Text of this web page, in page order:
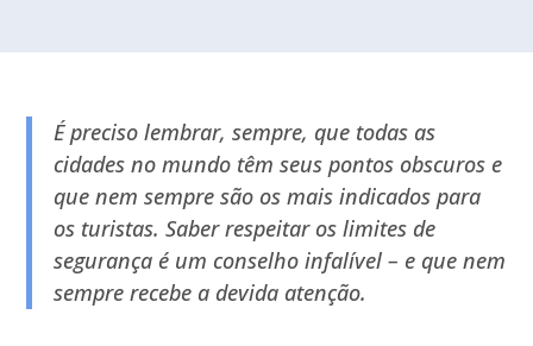
É preciso lembrar, sempre, que todas as
cidades no mundo têm seus pontos obscuros e
que nem sempre são os mais indicados para
os turistas. Saber respeitar os limites de
segurança é um conselho infalível – e que nem
sempre recebe a devida atenção.